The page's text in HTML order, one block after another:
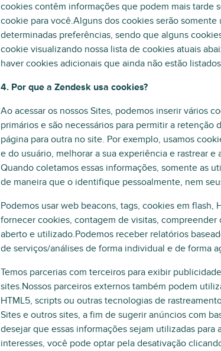
cookies contêm informações que podem mais
cookie para você.Alguns dos cookies serão
determinadas preferências, sendo que alguns
cookie visualizando nossa lista de cookies atuais
haver cookies adicionais que ainda não estão
4. Por que a Zendesk usa cookies?
Ao acessar os nossos Sites, podemos inserir vários
primários e são necessários para permitir a
página para outra no site. Por exemplo, usamos
e do usuário, melhorar a sua experiência e rastrear
Quando coletamos essas informações, somente as
de maneira que o identifique pessoalmente, nem
Podemos usar web beacons, tags, cookies em flash,
fornecer cookies, contagem de visitas,
aberto e utilizado.Podemos receber relatórios
de serviços/análises de forma individual e de forma
Temos parcerias com terceiros para exibir
sites.Nossos parceiros externos também podem
HTML5, scripts ou outras tecnologias de
Sites e outros sites, a fim de sugerir anúncios com
desejar que essas informações sejam utilizadas
interesses, você pode optar pela desativação